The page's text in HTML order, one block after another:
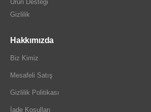
Ürün Desteği
Gizlilik
Hakkımızda
Biz Kimiz
Mesafeli Satış
Gizlilik Politikası
İade Koşulları